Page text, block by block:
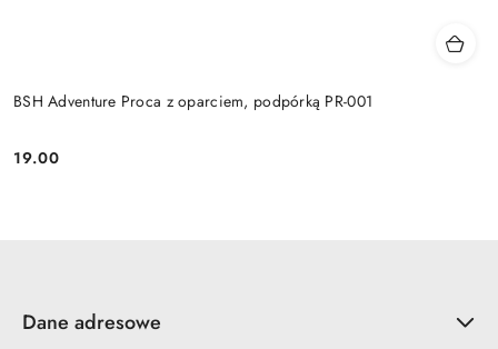
BSH Adventure Proca z oparciem, podpórką PR-001
Cena:
19.00
Dane adresowe